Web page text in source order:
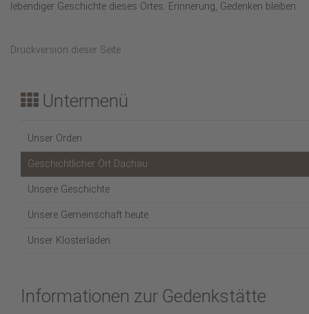
lebendiger Geschichte dieses Ortes. Erinnerung, Gedenken bleiben.
Druckversion dieser Seite
Untermenü
Unser Orden
Geschichtlicher Ort Dachau
Unsere Geschichte
Unsere Gemeinschaft heute
Unser Klosterladen
Informationen zur Gedenkstätte